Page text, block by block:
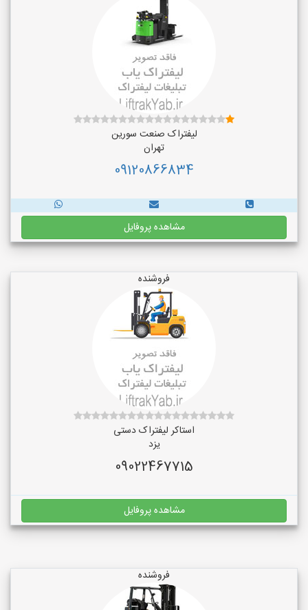
لیفتراک صنعت سورین
تهران
09120866834
مشاهده پروفایل
فروشنده
استاکر لیفتراک دستی
یزد
09022467715
مشاهده پروفایل
فروشنده